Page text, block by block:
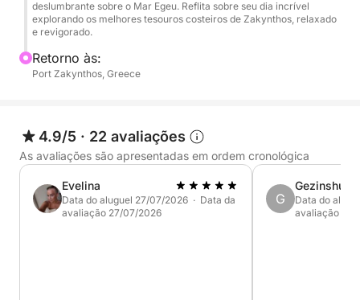
deslumbrante sobre o Mar Egeu. Reflita sobre seu dia incrível
explorando os melhores tesouros costeiros de Zakynthos, relaxado
e revigorado.
Retorno às:
Port Zakynthos, Greece
4.9/5 · 22 avaliações
As avaliações são apresentadas em ordem cronológica
Evelina
Data do aluguel 27/07/2026 · Data da
avaliação 27/07/2026
G
Gezinshuis
Data do
avaliação 11/